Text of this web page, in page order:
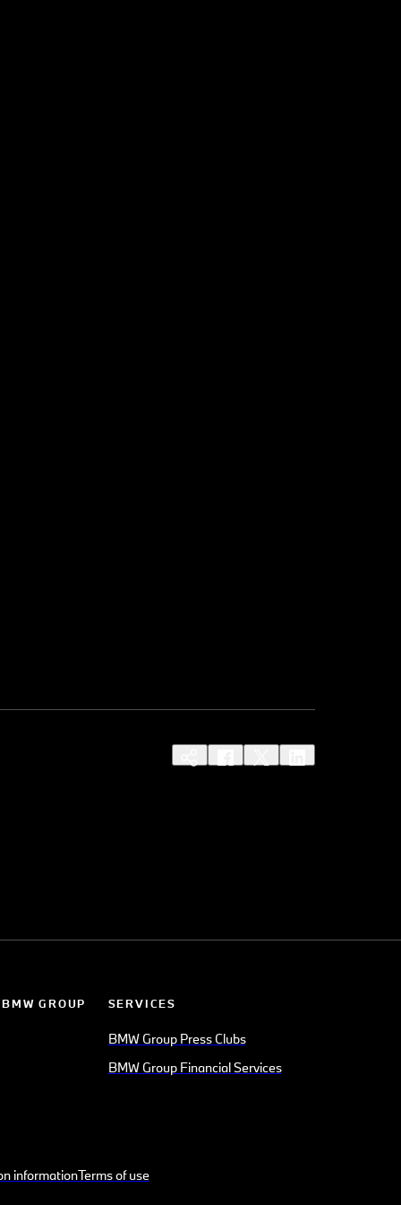
GROUP SERVICES
BMW Group Press Clubs
BMW Group Financial Services
informationTerms of use